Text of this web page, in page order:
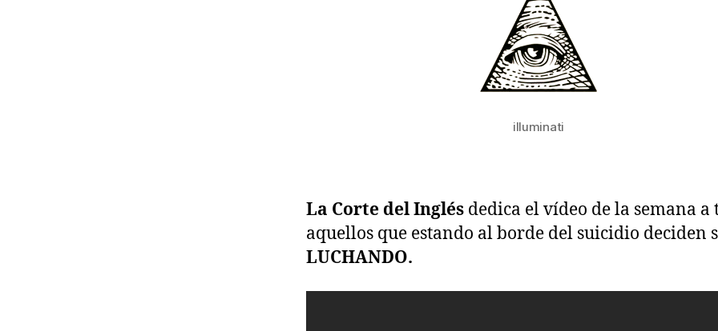
illuminati
La Corte del Inglés dedica el vídeo de la semana a
aquellos que estando al borde del suicidio deciden
LUCHANDO.